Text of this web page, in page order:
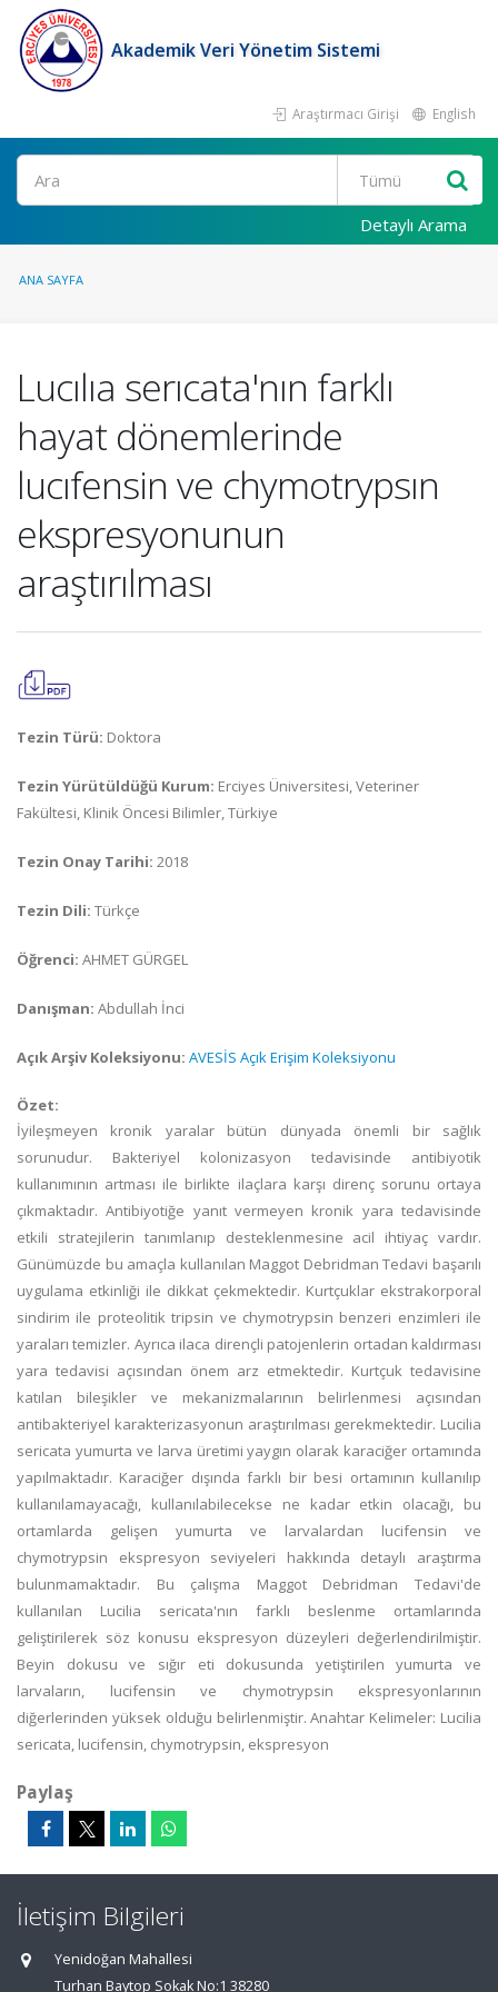
Akademik Veri Yönetim Sistemi
Araştırmacı Girişi English
Ara
Detaylı Arama
ANA SAYFA
Lucılıa serıcata'nın farklı
hayat dönemlerinde
lucıfensin ve chymotrypsın
ekspresyonunun
araştırılması
Tezin Türü: Doktora
Tezin Yürütüldüğü Kurum: Erciyes Üniversitesi, Veteriner
Fakültesi, Klinik Öncesi Bilimler, Türkiye
Tezin Onay Tarihi: 2018
Tezin Dili: Türkçe
Öğrenci: AHMET GÜRGEL
Danışman: Abdullah İnci
Açık Arşiv Koleksiyonu: AVESİS Açık Erişim Koleksiyonu
Özet:
İyileşmeyen kronik yaralar bütün dünyada önemli bir sağlık
sorunudur. Bakteriyel kolonizasyon tedavisinde antibiyotik
kullanımının artması ile birlikte ilaçlara karşı direnç sorunu ortaya
çıkmaktadır. Antibiyotiğe yanıt vermeyen kronik yara tedavisinde
etkili stratejilerin tanımlanıp desteklenmesine acil ihtiyaç vardır.
Günümüzde bu amaçla kullanılan Maggot Debridman Tedavi başarılı
uygulama etkinliği ile dikkat çekmektedir. Kurtçuklar ekstrakorporal
sindirim ile proteolitik tripsin ve chymotrypsin benzeri enzimleri ile
yaraları temizler. Ayrıca ilaca dirençli patojenlerin ortadan kaldırması
yara tedavisi açısından önem arz etmektedir. Kurtçuk tedavisine
katılan bileşikler ve mekanizmalarının belirlenmesi açısından
antibakteriyel karakterizasyonun araştırılması gerekmektedir. Lucilia
sericata yumurta ve larva üretimi yaygın olarak karaciğer ortamında
yapılmaktadır. Karaciğer dışında farklı bir besi ortamının kullanılıp
kullanılamayacağı, kullanılabilecekse ne kadar etkin olacağı, bu
ortamlarda gelişen yumurta ve larvalardan lucifensin ve
chymotrypsin ekspresyon seviyeleri hakkında detaylı araştırma
bulunmamaktadır. Bu çalışma Maggot Debridman Tedavi'de
kullanılan Lucilia sericata'nın farklı beslenme ortamlarında
geliştirilerek söz konusu ekspresyon düzeyleri değerlendirilmiştir.
Beyin dokusu ve sığır eti dokusunda yetiştirilen yumurta ve
larvaların, lucifensin ve chymotrypsin ekspresyonlarının
diğerlerinden yüksek olduğu belirlenmiştir. Anahtar Kelimeler: Lucilia
sericata, lucifensin, chymotrypsin, ekspresyon
Paylaş
İletişim Bilgileri
Yenidoğan Mahallesi
Turhan Baytop Sokak No:1 38280